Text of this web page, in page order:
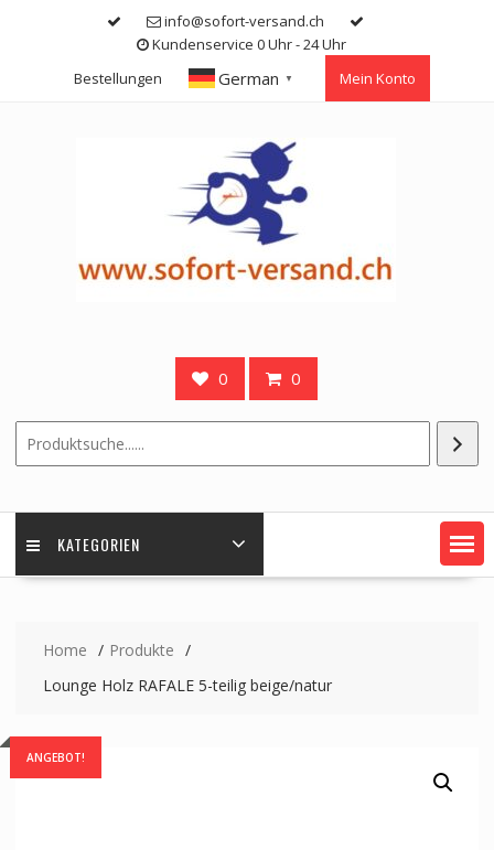
info@sofort-versand.ch
Kundenservice 0 Uhr - 24 Uhr
Bestellungen
German ▼ Mein Konto
0 0
KATEGORIEN
Home
Produkte
Lounge Holz RAFALE 5-teilig beige/natur
ANGEBOT!